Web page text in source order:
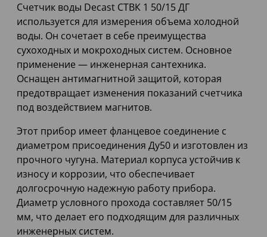
Счетчик воды Decast СТВК 1 50/15 ДГ
используется для измерения объема холодной
воды. Он сочетает в себе преимущества
сухоходных и мокроходных систем. Основное
применение — инженерная сантехника.
Оснащен антимагнитной защитой, которая
предотвращает изменения показаний счетчика
под воздействием магнитов.
Этот прибор имеет фланцевое соединение с
диаметром присоединения Ду50 и изготовлен из
прочного чугуна. Материал корпуса устойчив к
износу и коррозии, что обеспечивает
долгосрочную надежную работу прибора.
Диаметр условного прохода составляет 50/15
мм, что делает его подходящим для различных
инженерных систем.